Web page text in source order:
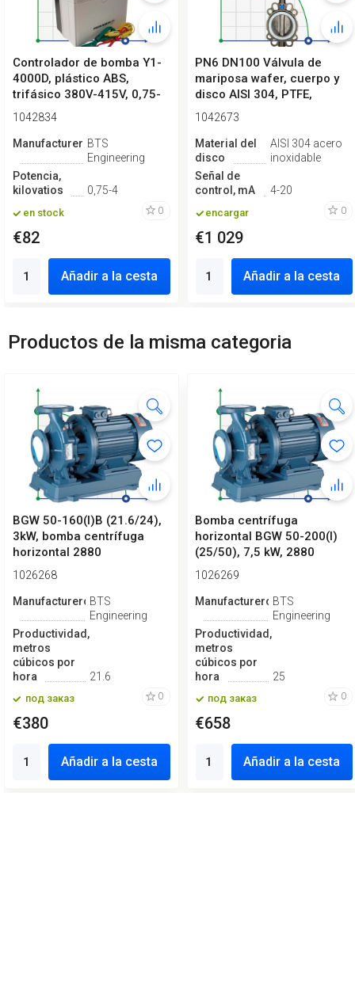
Controlador de bomba Y1-
4000D, plástico ABS,
trifásico 380V-415V, 0,75-
4kW
1042834
ManufactureroBTS
Engineering
Potencia,
kilovatios
0,75-4
en stock 0
€82
Añadir a la cesta
PN6 DN100 Válvula de
mariposa wafer, cuerpo y
disco AISI 304, PTFE,
Simple ef...
1042673
Material del
disco
AISI 304 acero
inoxidable
Señal de
control, mA
4-20
encargar 0
€1 029
Añadir a la cesta
Productos de la misma categoria
BGW 50-160(I)B (21.6/24),
3kW, bomba centrífuga
horizontal 2880
1026268
Manufacturero BTS
Engineering
Productividad,
metros
cúbicos por
hora
21.6
под заказ 0
€380
Añadir a la cesta
Bomba centrífuga
horizontal BGW 50-200(I)
(25/50), 7,5 kW, 2880
1026269
Manufacturero BTS
Engineering
Productividad,
metros
cúbicos por
hora
25
под заказ 0
€658
Añadir a la cesta